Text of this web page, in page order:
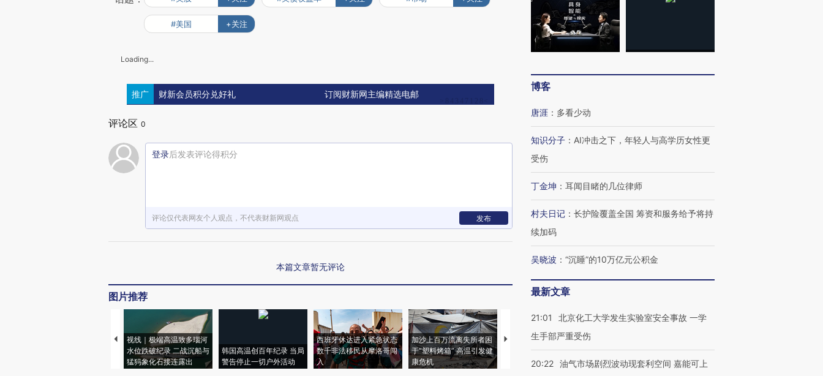
#美国 +关注
Loading...
推广 财新会员积分兑好礼 订阅财新网主编精选电邮
评论区 0
登录后发表评论得积分
评论仅代表网友个人观点，不代表财新网观点 发布
本篇文章暂无评论
图片推荐
视线｜极端高温致多瑙河
水位跌破纪录 二战沉船与
猛犸象化石接连露出
韩国高温创百年纪录 当局
警告停止一切户外活动
西班牙休达进入紧急状态
数千非法移民从摩洛哥闯
入
加沙上百万流离失所者困
于“塑料烤箱” 高温引发健
康危机
视线｜HYROX的吸金
术：是什么让中产们甘
心“花钱找虐”？
粒摇头丸 尿检体内含3种
毒品
度Z世代 用街头抗争将教
育部长拱下台
博客
唐涯 ： 多看少动
知识分子 ： AI冲击之下，年轻人与高学历女性更
受伤
丁金坤 ： 耳闻目睹的几位律师
村夫日记 ： 长护险覆盖全国 筹资和服务给予将持
续加码
吴晓波 ： “沉睡”的10万亿元公积金
最新文章
21:01
北京化工大学发生实验室安全事故 一学
生手部严重受伤
20:22 油气市场剧烈波动现套利空间 嘉能可上